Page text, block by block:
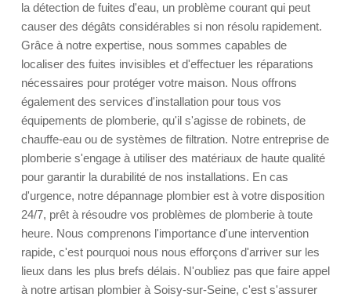
la détection de fuites d'eau, un problème courant qui peut
causer des dégâts considérables si non résolu rapidement.
Grâce à notre expertise, nous sommes capables de
localiser des fuites invisibles et d'effectuer les réparations
nécessaires pour protéger votre maison. Nous offrons
également des services d'installation pour tous vos
équipements de plomberie, qu'il s'agisse de robinets, de
chauffe-eau ou de systèmes de filtration. Notre entreprise de
plomberie s'engage à utiliser des matériaux de haute qualité
pour garantir la durabilité de nos installations. En cas
d'urgence, notre dépannage plombier est à votre disposition
24/7, prêt à résoudre vos problèmes de plomberie à toute
heure. Nous comprenons l'importance d'une intervention
rapide, c'est pourquoi nous nous efforçons d'arriver sur les
lieux dans les plus brefs délais. N'oubliez pas que faire appel
à notre artisan plombier à Soisy-sur-Seine, c'est s'assurer